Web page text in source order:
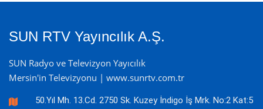
SUN RTV Yayıncılık A.Ş.
SUN Radyo ve Televizyon Yayıcılık
Mersin'in Televizyonu | www.sunrtv.com.tr
50.Yıl Mh. 13.Cd. 2750 Sk. Kuzey İndigo İş Mrk. No:2 Kat:5